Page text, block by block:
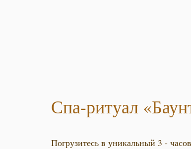
Спа-ритуал
Погрузитесь в уникальный 3 -